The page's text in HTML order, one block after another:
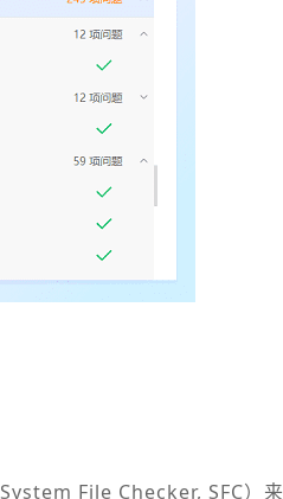
File Checker, SFC）来